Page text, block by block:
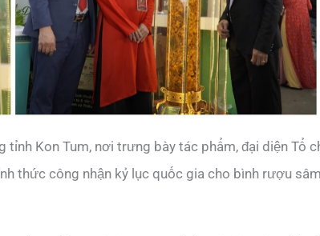
Kon Tum, nơi trưng bày tác phẩm, đại diện Tổ
thức công nhận kỷ lục quốc gia cho bình rượu